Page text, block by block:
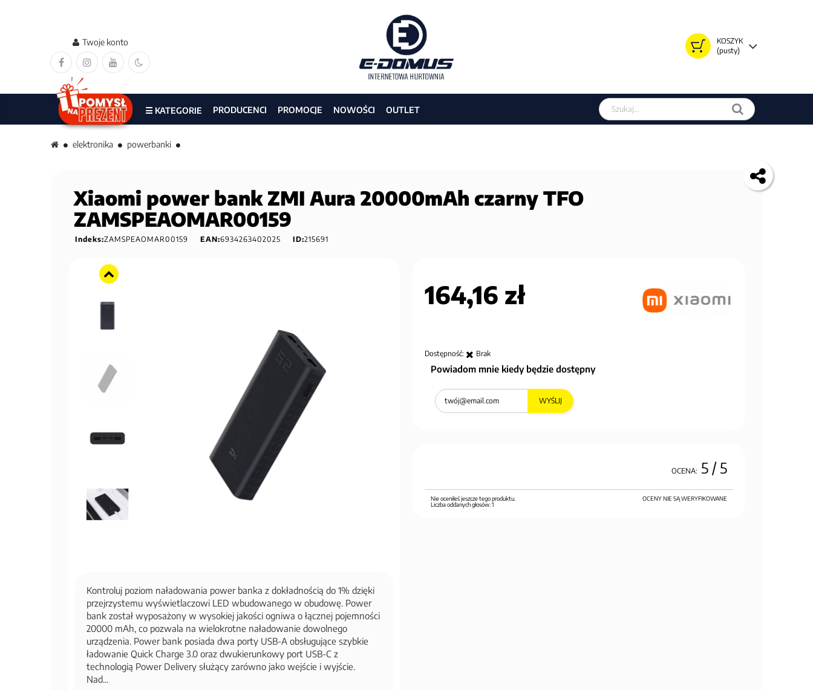
KOSZYK
(pusty)
Twoje konto
Szukaj w sklepie
☰ KATEGORIE PRODUCENCI PROMOCJE NOWOŚCI OUTLET
elektronika powerbanki
Xiaomi power bank ZMI Aura 20000mAh czarny TFO
ZAMSPEAOMAR00159
Indeks:ZAMSPEAOMAR00159 EAN:6934263402025 ID:215691
Kontroluj poziom naładowania power banka z dokładnością do 1% dzięki
przejrzystemu wyświetlaczowi LED wbudowanego w obudowę. Power
bank został wyposażony w wysokiej jakości ogniwa o łącznej pojemności
20000 mAh, co pozwala na wielokrotne naładowanie dowolnego
urządzenia. Power bank posiada dwa porty USB-A obsługujące szybkie
ładowanie Quick Charge 3.0 oraz dwukierunkowy port USB-C z
technologią Power Delivery służący zarówno jako wejście i wyjście.
Nad...
164,16 zł
Dostępność: Brak
Powiadom mnie kiedy będzie dostępny
WYŚLIJ
OCENA: 5/ 5
OCENY NIE SĄ WERYFIKOWANE
Nie oceniłeś jeszcze tego produktu.
Liczba oddanych głosów:1